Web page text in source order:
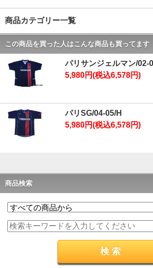
商品カテゴリー一覧
この商品を買った人はこんな商品も買ってます
パリサンジェルマン/02-
5,980円(税込6,578円)
パリSG/04-05/H
5,980円(税込6,578円)
商品検索